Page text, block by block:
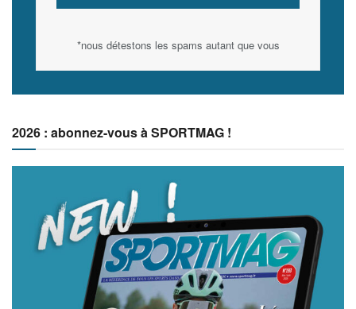
*nous détestons les spams autant que vous
2026 : abonnez-vous à SPORTMAG !